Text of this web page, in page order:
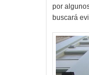
por
buscará